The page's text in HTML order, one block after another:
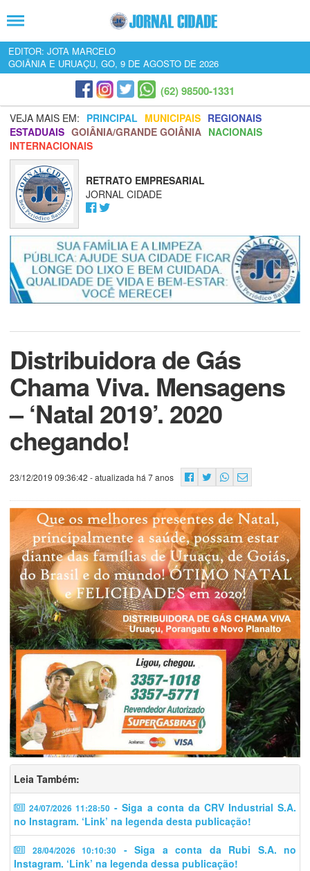
EDITOR: JOTA MARCELO
GOIÂNIA E URUAÇU, GO, 9 DE AGOSTO DE 2026
(62) 98500-1331
VEJA MAIS EM: PRINCIPAL MUNICIPAIS REGIONAIS
ESTADUAIS GOIÂNIA/GRANDE GOIÂNIA NACIONAIS
INTERNACIONAIS
RETRATO EMPRESARIAL
JORNAL CIDADE
Distribuidora de Gás
Chama Viva. Mensagens
– ‘Natal 2019’. 2020
chegando!
23/12/2019 09:36:42 - atualizada há 7 anos
Leia Também:
24/07/2026 11:28:50 - Siga a conta da CRV Industrial S.A.
no Instagram. ‘Link’ na legenda desta publicação!
28/04/2026 10:10:30 - Siga a conta da Rubi S.A. no
Instagram. ‘Link’ na legenda dessa publicação!